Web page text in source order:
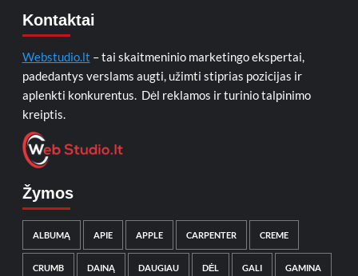
Kontaktai
Webstudio.lt – tai skaitmeninio marketingo ekspertai,
padedantys verslams augti, užimti stiprias pozicijas ir
aplenkti konkurentus. Dėl reklamos ir turinio talpinimo
kreiptis.
Žymos
ALBUMĄ APIE APPLE CARPENTER CREME
CRUMB DAINĄ DAUGIAU DĖL GALI GAMINA